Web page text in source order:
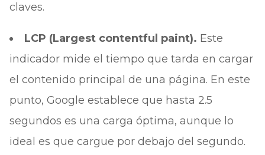
claves.
LCP (Largest contentful paint). Este
indicador mide el tiempo que tarda en cargar
el contenido principal de una página. En este
punto, Google establece que hasta 2.5
segundos es una carga óptima, aunque lo
ideal es que cargue por debajo del segundo.